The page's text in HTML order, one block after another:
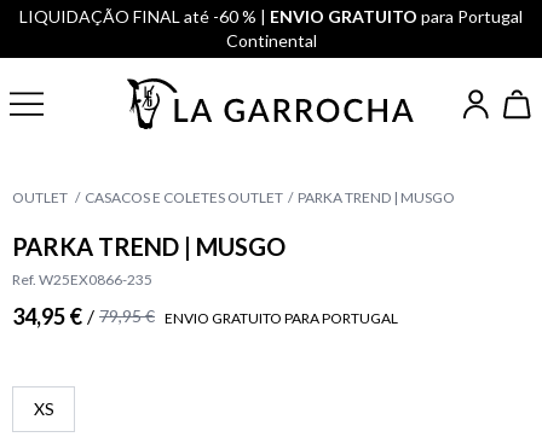
LIQUIDAÇÃO FINAL até -60 % | ENVIO GRATUITO para Portugal
Continental
OUTLET CASACOS E COLETES OUTLET PARKA TREND | MUSGO
PARKA TREND | MUSGO
Ref. W25EX0866-235
34,95 € / 79,95 € ENVIO GRATUITO PARA PORTUGAL
XS